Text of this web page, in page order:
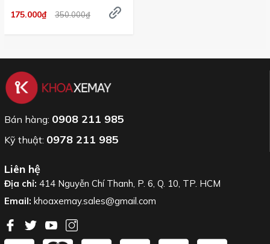
175.000₫
350.000₫
Bán hàng: 0908 211 985
Kỹ thuật: 0978 211 985
Liên hệ
Địa chỉ: 414 Nguyễn Chí Thanh, P. 6, Q. 10, TP. HCM
Email: khoaxemay.sales@gmail.com